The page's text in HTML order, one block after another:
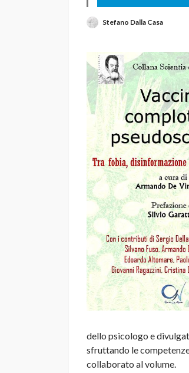
Stefano Dalla Casa
dello psicologo e
sfruttando le
collaborato al volume.